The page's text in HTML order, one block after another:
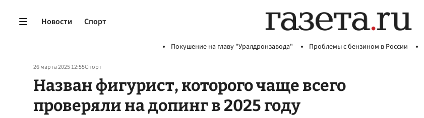
Новости Спорт
Покушение на главу "Уралдронзавода" Проблемы с бензином в России
26 марта 2025 12:55Спорт
Назван фигурист, которого чаще всего
проверяли на допинг в 2025 году